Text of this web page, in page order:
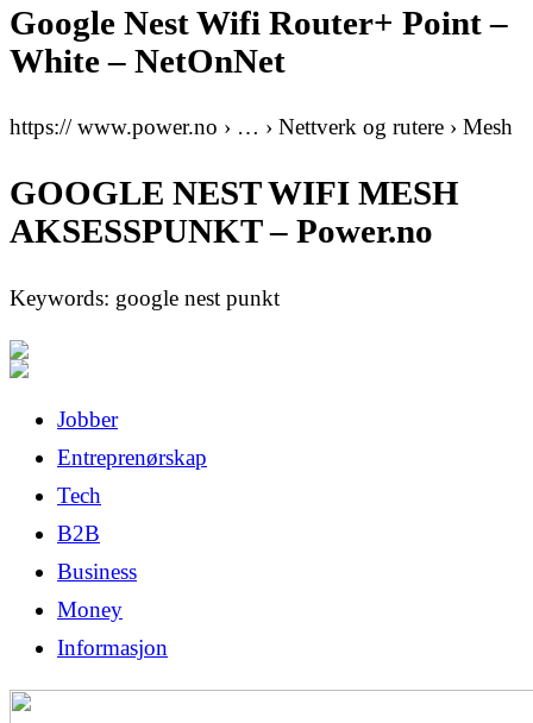
Google Nest Wifi Router+ Point –
White – NetOnNet
https:// www.power.no › … › Nettverk og rutere › Mesh
GOOGLE NEST WIFI MESH
AKSESSPUNKT – Power.no
Keywords: google nest punkt
Jobber
Entreprenørskap
Tech
B2B
Business
Money
Informasjon